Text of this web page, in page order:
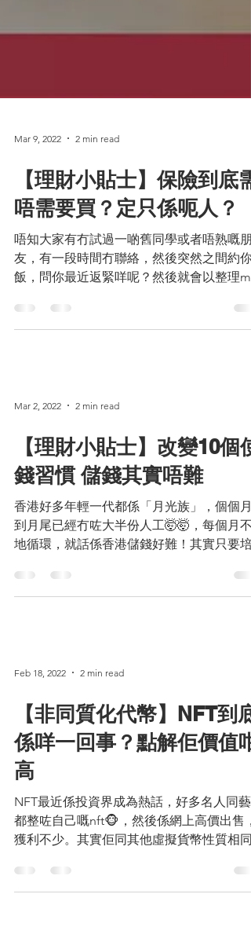
Mar 9, 2022 2 min read
【理財小貼士】保險到底需
唔需要買？定只係呃人？
唔知大家有冇試過一啲舊同學或者唔熟嘅朋
飯，問你最近返緊咩呢？然後就會以整理
為由約你，之後話幫你揀份合適嘅保單，哩
Mar 2, 2022 2 min read
【理財小貼士】改變10個使
錢習慣 儲錢其實唔難
香港好多年輕一代都係「月光族」，個個月
地循環，就話係香港儲錢好難！其實只要培
到良好使錢習慣，就算每個月搵幾千蚊都可
Feb 18, 2022 2 min read
【非同質化代幣】NFT到底
係咩一回事？點解佢價值咁
高
NFT最近係投資界成為熱話，好多名人同藝
獲利不少。其實佢同其他虛擬貨幣性質相同
好似我哋成日聽到嘅比特幣 (BTC)同以太幣